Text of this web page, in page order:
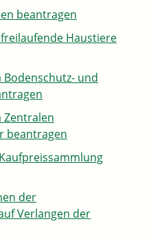
beantragen
Haustiere
und
Zentralen
beantragen
der
Verlangen der